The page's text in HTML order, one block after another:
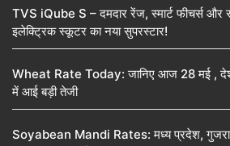
TVS iQube S – दमदार रेंज, स्मार्ट फीचर्स
इलेक्ट्रिक स्कूटर का नया सुपरस्टार!
Wheat Rate Today: जानिए आज 28 मई , देश
में आई बड़ी तेजी
Soyabean Mandi Rates: मध्य प्रदेश,